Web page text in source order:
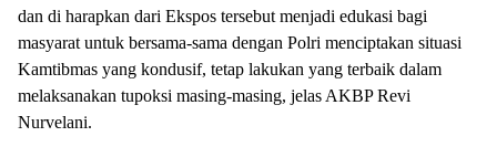
dan di harapkan dari Ekspos tersebut menjadi edukasi bagi
masyarat untuk bersama-sama dengan Polri menciptakan situasi
Kamtibmas yang kondusif, tetap lakukan yang terbaik dalam
melaksanakan tupoksi masing-masing, jelas AKBP Revi
Nurvelani.